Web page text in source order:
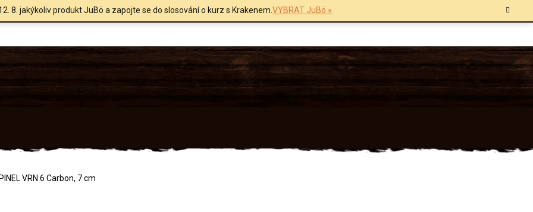
8. jakýkoliv produkt JuBö a zapojte se do slosování o kurz s Krakenem.VYBRAT JuBö »
VRN 6 Carbon, 7 cm